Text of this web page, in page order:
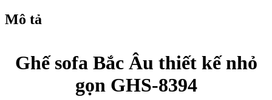
Mô tả
Ghế sofa Bắc Âu thiết kế nhỏ
gọn GHS-8394